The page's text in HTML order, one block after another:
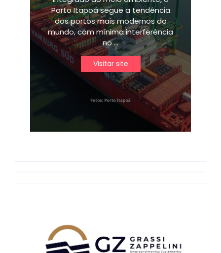
Porto Itapoá segue a tendência
dos portos mais modernos do
mundo, com mínima interferência
no ...
Visitar site